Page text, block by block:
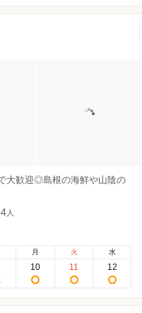
大歓迎◎島根の海鮮や山陰の
人
月
10
火
11
水
12